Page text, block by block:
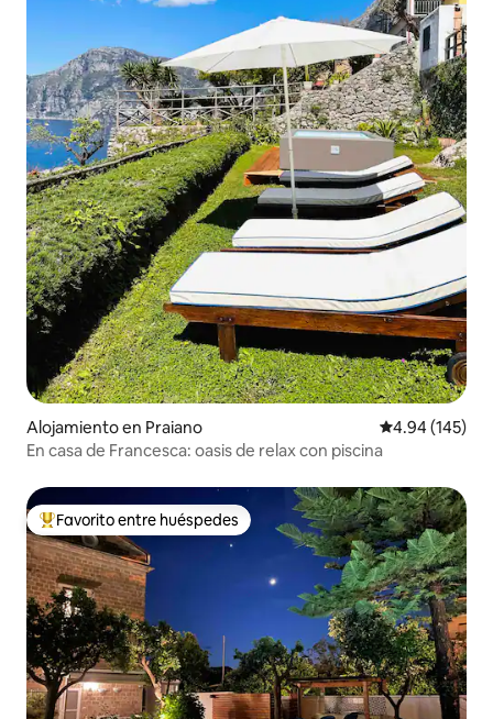
Alojamiento en Praiano Calificación
4.94 (145)
En casa de Francesca: oasis de relax con piscina
Favorito entre huéspedes preferido
Favorito entre huéspedes